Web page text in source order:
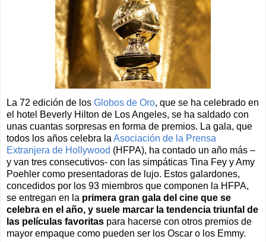
La 72 edición de los Globos de Oro, que se ha celebrado en
el hotel Beverly Hilton de Los Angeles, se ha saldado con
unas cuantas sorpresas en forma de premios. La gala, que
todos los años celebra la Asociación de la Prensa
Extranjera de Hollywood (HFPA), ha contado un año más –
y van tres consecutivos- con las simpáticas Tina Fey y Amy
Poehler como presentadoras de lujo. Estos galardones,
concedidos por los 93 miembros que componen la HFPA,
se entregan en la primera gran gala del cine que se
celebra en el año, y suele marcar la tendencia triunfal de
las películas favoritas para hacerse con otros premios de
mayor empaque como pueden ser los Oscar o los Emmy.